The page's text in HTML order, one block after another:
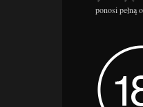
ponosi pełną